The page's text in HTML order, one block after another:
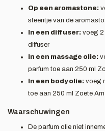
Op een aromastone:
steentje van de
In een diffuser: voeg 2
diffuser
In een massage olie:
parfum toe aan 250 ml
In een body olie: voeg
toe aan 250 ml Zoete
Waarschuwingen
De parfum olie niet